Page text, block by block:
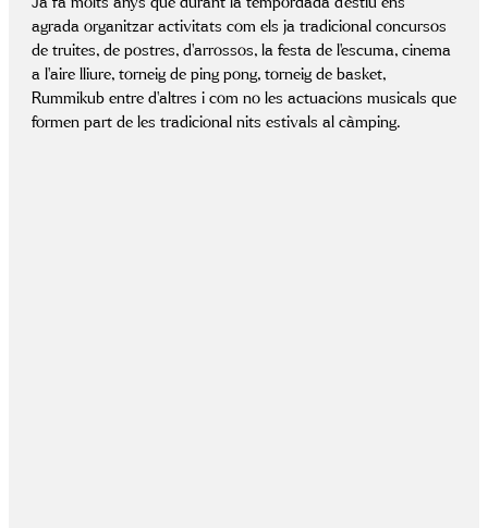
agrada organitzar activitats com els ja tradicional concursos
de truites, de postres, d’arrossos, la festa de l’escuma, cinema
a l’aire lliure, torneig de ping pong, torneig de basket,
Rummikub entre d’altres i com no les actuacions musicals que
formen part de les tradicional nits estivals al càmping.